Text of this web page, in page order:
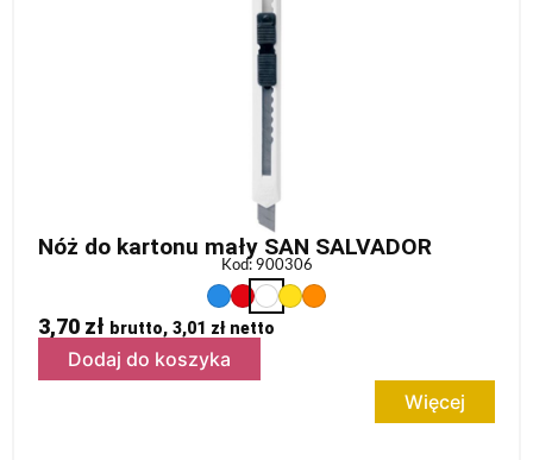
Nóż do kartonu mały SAN SALVADOR
Kod: 900306
3,70 zł brutto, 3,01 złnetto
Dodaj do koszyka
Więcej